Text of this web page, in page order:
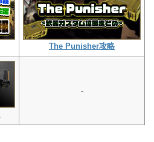
The Punisher攻略
-